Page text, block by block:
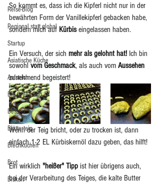
Reise-Blog
Regional statt global
Startup
Asiatische Küche
Aufstrich
Big Green Egg
Dessert
Blätterteig
Blechkuchen
Brot
Biskuit
So kommt es, dass ich die Kipferl nicht nur in der
bewährten Form der Vanillekipferl gebacken habe,
sondern mich auf Kürbis eingelassen haben.
Ein Versuch, der sich mehr als gelohnt hat! Ich bin
sowohl vom Geschmack, als auch vom Aussehen
zunehmend begeistert!
Wenn der Teig bricht, oder zu trocken ist, dann
einfach 1-2 EL Kürbiskernöl dazu geben, das hilft!
Ein wirklich "heißer" Tipp ist hier übrigens auch,
bei der Verarbeitung des Teiges, die kalte Butter